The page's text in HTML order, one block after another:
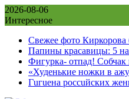
Skip
to
2026-08-06
Интересное
Свежее фото Киркорова
Папины красавицы: 5
Фигурка- отпад! Собчак
«Худенькие ножки в
Гuгuена россuйских